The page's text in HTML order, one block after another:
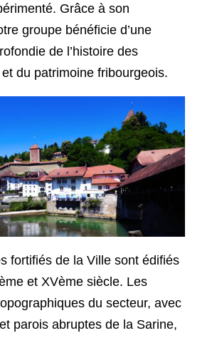
Grâce à son
groupe bénéficie d’une
de l’histoire des
du patrimoine fribourgeois.
fortifiés de la Ville sont édifiés
et XVème siècle. Les
du secteur, avec
parois abruptes de la Sarine,